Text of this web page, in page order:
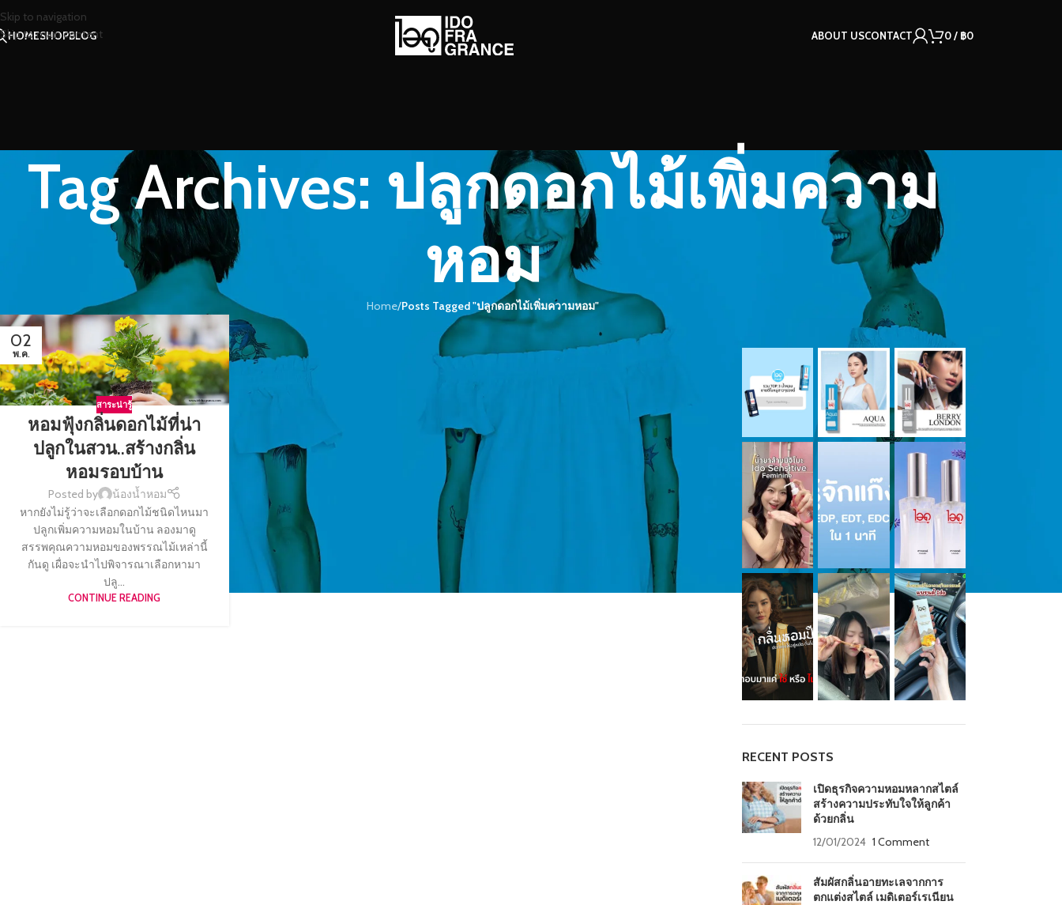
Skip to navigation
Skip to main content
HOMESHOPBLOG ABOUT USCONTACT 0/ ฿0
Tag Archives: ปลูกดอกไม้เพิ่มความ
หอม
Home/Posts Tagged "ปลูกดอกไม้เพิ่มความหอม"
02
พ.ค.
สาระน่ารู้
หอมฟุ้งกลิ่นดอกไม้ที่น่า
ปลูกในสวน..สร้างกลิ่น
หอมรอบบ้าน
Posted by
น้องน้ำหอม
หากยังไม่รู้ว่าจะเลือกดอกไม้ชนิดไหนมา
ปลูกเพิ่มความหอมในบ้าน ลองมาดู
สรรพคุณความหอมของพรรณไม้เหล่านี้
กันดู เผื่อจะนำไปพิจารณาเลือกหามา
ปลู...
CONTINUE READING
RECENT POSTS
เปิดธุรกิจความหอมหลากสไตล์
สร้างความประทับใจให้ลูกค้า
ด้วยกลิ่น
12/01/2024 1 Comment
สัมผัสกลิ่นอายทะเลจากการ
ตกแต่งสไตล์ เมดิเตอร์เรเนียน